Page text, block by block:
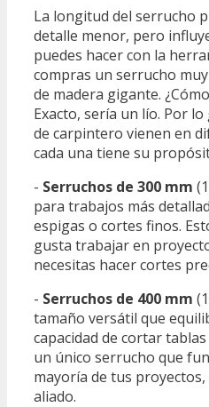
La longitud del serrucho
detalle menor, pero
puedes hacer con la
compras un serrucho
de madera gigante.
Exacto, sería un lío. Por
de carpintero vienen en
cada una tiene su
- Serruchos de 300 mm
para trabajos más
espigas o cortes finos.
gusta trabajar en
necesitas hacer cortes
- Serruchos de 400 mm
tamaño versátil que
capacidad de cortar
un único serrucho que
mayoría de tus
aliado.